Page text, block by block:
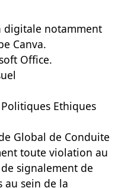
digitale notamment
Canva.
Office.
Ethiques
Global de Conduite
toute violation au
signalement de
au sein de la